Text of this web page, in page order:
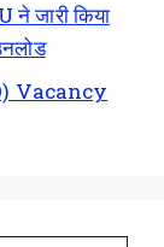
जारी किया
Vacancy